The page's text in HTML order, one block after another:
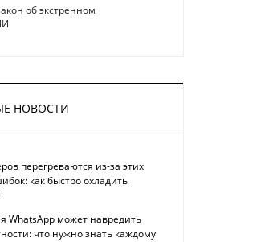
об экстренном
НОВОСТИ
перегреваются из-за этих
как быстро охладить
WhatsApp может навредить
что нужно знать каждому